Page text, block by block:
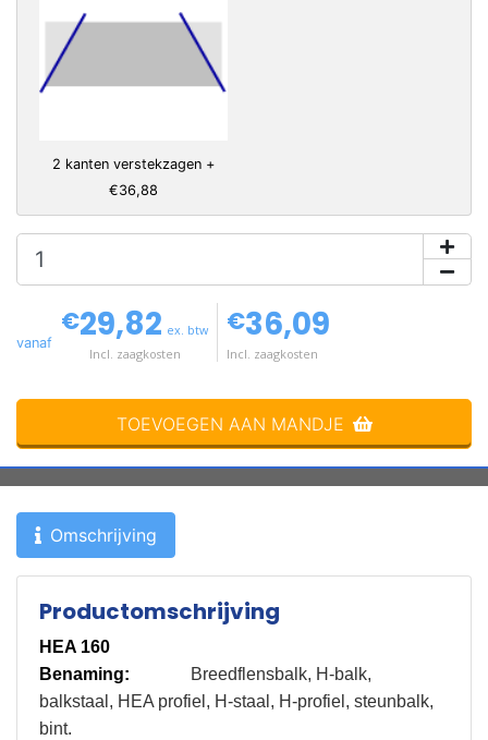
2 kanten verstekzagen +
€36,88
vanaf
€29,82 ex. btw
Incl. zaagkosten
€36,09
Incl. zaagkosten
TOEVOEGEN AAN MANDJE
Omschrijving
Productomschrijving
HEA 160
Benaming:
Breedflensbalk, H-balk,
balkstaal, HEA profiel, H-staal, H-profiel, steunbalk,
bint.